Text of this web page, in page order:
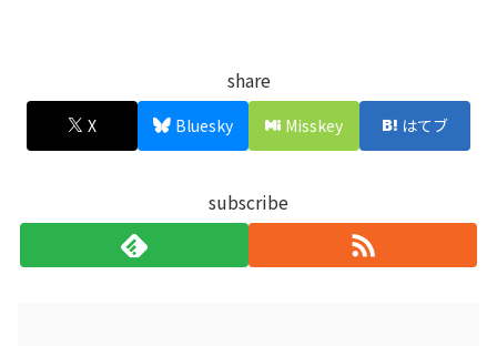
share
X Bluesky Misskey はてブ
subscribe